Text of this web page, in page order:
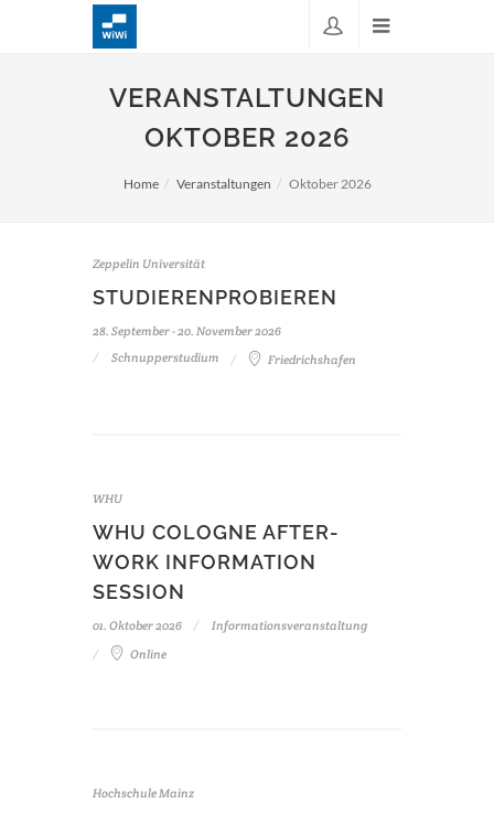
VERANSTALTUNGEN
OKTOBER 2026
Home Veranstaltungen Oktober 2026
Zeppelin Universität
STUDIERENPROBIEREN
28. September - 20. November 2026
Schnupperstudium
Friedrichshafen
WHU
WHU COLOGNE AFTER-
WORK INFORMATION
SESSION
01. Oktober 2026
Informationsveranstaltung
Online
Hochschule Mainz